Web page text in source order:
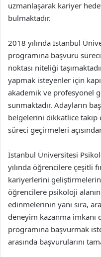
uzmanlaşarak kariyer
bulmaktadır.
2018 yılında İstanbul
programına başvuru
noktası niteliği
yapmak isteyenler için
akademik ve profesyonel
sunmaktadır. Adayların
belgelerini dikkatlice takip
süreci geçirmeleri
İstanbul Üniversitesi
yılında öğrencilere çeşitli
kariyerlerini
öğrencilere psikoloji
edinmelerinin yanı sıra,
deneyim kazanma imkanı
programına başvurmak
arasında başvurularını